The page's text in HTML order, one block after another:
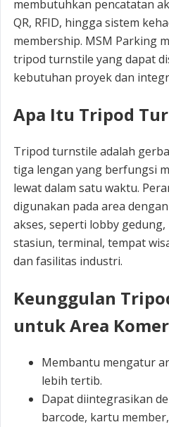
membutuhkan pencatatan
QR, RFID, hingga sistem
membership. MSM Parking
tripod turnstile yang dapat
kebutuhan proyek dan
Apa Itu Tripod
Tripod turnstile adalah
tiga lengan yang berfungsi
lewat dalam satu waktu.
digunakan pada area
akses, seperti lobby
stasiun, terminal, tempat
dan fasilitas industri.
Keunggulan
untuk Area
Membantu mengatur
lebih tertib.
Dapat diintegrasikan
barcode, kartu